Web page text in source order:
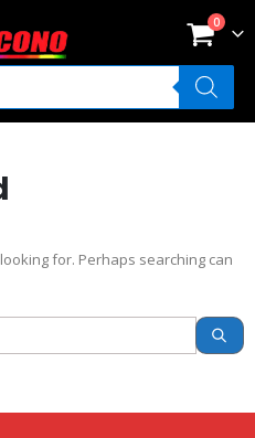
0
for. Perhaps searching can